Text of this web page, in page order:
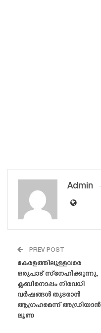
Admin
PREV POST
കേരളത്തിലുള്ളവരെ
ഒരുപാട് സ്നേഹിക്കുന്നു,
ക്ലബിനൊപ്പം നിരവധി
വർഷങ്ങൾ തുടരാൻ
ആഗ്രഹമെന്ന് അഡ്രിയാൻ
ലൂണ